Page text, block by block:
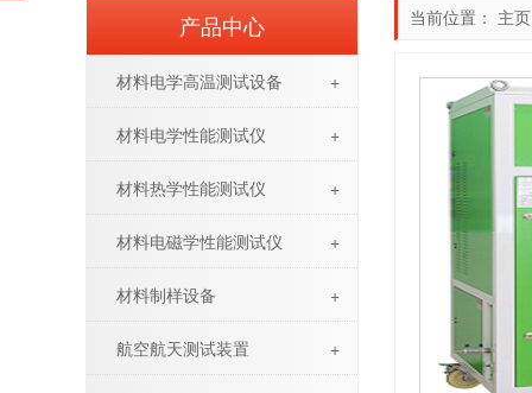
当前位置： 主页
产品中心
材料电学高温测试设备 +
材料电学性能测试仪 +
材料热学性能测试仪 +
材料电磁学性能测试仪 +
材料制样设备 +
航空航天测试装置 +